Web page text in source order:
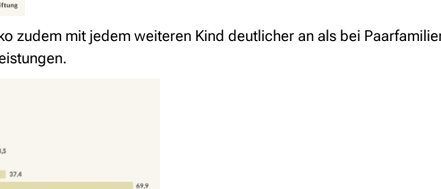
zudem mit jedem weiteren Kind deutlicher an als bei